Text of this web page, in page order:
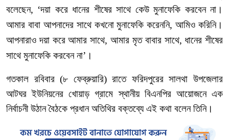
বলেছেন, ‘দয়া করে ধানের শীষের সাথে কেউ মুনাফেকি করবেন না।
আমার বাবা আপনাদের সাথে কখনো মুনাফেকি করেননি,আমিও করিনি।
আপনারাও দয়া করে আমার সাথে,আমার মৃত বাবার সাথে, ধানের শীষের
সাথে মুনাফেকি করবেন না’।
গতকাল রবিবার(৮ ফেব্রুয়ারি)রাতে ফরিদপুরের সালথা উপজেলার
আটঘর ইউনিয়নের খোয়াড় গ্রামে স্থানীয় বিএনপির আয়োজনে এক
নির্বাচনী উঠান বৈঠকে প্রধান অতিথির বক্তব্যে এই কথা বলেন তিনি।